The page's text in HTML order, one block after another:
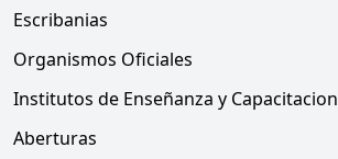
Escribanias
Organismos Oficiales
Institutos de Enseñanza y Capacitacion
Aberturas